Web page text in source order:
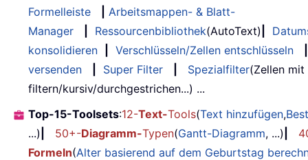
Formelleiste
Arbeitsmappen- & Blatt-
Manager
Ressourcenbibliothek(AutoText)
konsolidieren
Verschlüsseln/Zellen entschlüsseln
versenden
Super Filter Spezialfilter(Zellen
filtern/kursiv/durchgestrichen...) ...
Top-15-Toolsets:12-Text-Tools(Text hinzufügen,
...)
50+-Diagramm-Typen(Gantt-Diagramm, ...)
Formeln(Alter basierend auf dem Geburtstag